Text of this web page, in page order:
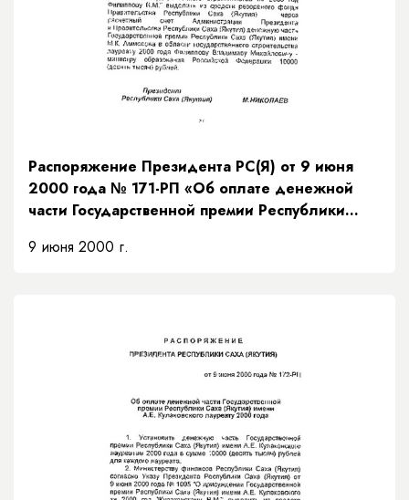
Распоряжение Президента РС(Я) от 9 июня
2000 года № 171-РП «Об оплате денежной
части Государственной премии Республики
государственного строительства лауреату
9 июня 2000 г.